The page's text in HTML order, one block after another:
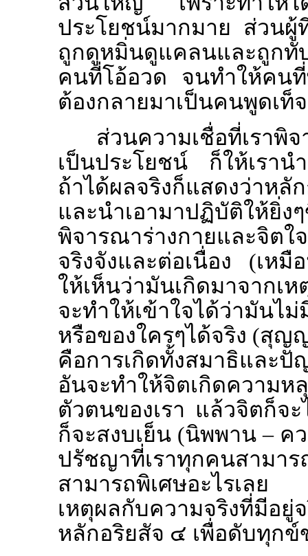
ประโยชน์มากมาย ส่วนผู้
ถูกดูหมิ่นดูแคลนและถูกทั
คนที่โอ้อวด จนทำให้คน
ต้องกลายมาเป็นคนพูดเท็
ส่วนความเชื่อที่เราพิ
เป็นประโยชน์ ก็ให้เราน
ถ้าได้ผลจริงก็แสดงว่าหลั
และนำเอามาปฏิบัติให้ยิ่ง
พิจารณาร่างกายและจิต
จริงจังและต่อเนื่อง (เหมื
ให้เห็นว่ามันเกิดมาจาก
จะทำให้เข้าใจได้ว่ามันไ
หรือของใครๆได้จริง (สุญ
คือการเกิดทั้งสมาธิและ
อันจะทำให้จิตเกิดความ
ตัวตนของเรา แล้วจิตก็จ
ก็จะสงบเย็น (นิพพาน – ค
ปรัชญาที่เราทุกคนสาม
สามารถพิเศษอะไรเลย
เหตุผลกับความจริงที่มีอยู่
หลักอริยสัจ ๔ เพื่อดับทุก